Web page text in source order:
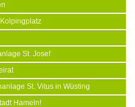
St. Josef
St. Vitus in Wüsting
Hameln!